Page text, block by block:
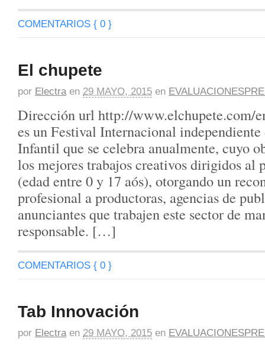
COMENTARIOS { 0 }
El chupete
por Electra en 29 MAYO, 2015 en
Dirección url http://www.elchupete.com/
es un Festival Internacional
Infantil que se celebra anualmente, cuyo
los mejores trabajos creativos dirigidos
(edad entre 0 y 17 aós), otorgando un
profesional a productoras, agencias de
anunciantes que trabajen este sector de
responsable. […]
COMENTARIOS { 0 }
Tab Innovación
por Electra en 29 MAYO, 2015 en